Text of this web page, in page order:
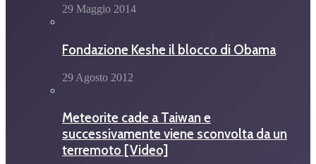
29 Maggio 2014
Fondazione Keshe il blocco di Obama
29 Agosto 2012
Meteorite cade a Taiwan e
successivamente viene sconvolta da un
terremoto [Video]